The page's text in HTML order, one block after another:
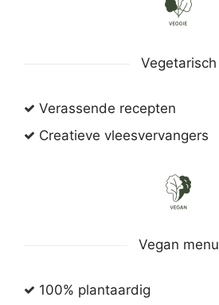
Vegetarisch
Verassende recepten
Creatieve vleesvervangers
Vegan menu
100% plantaardig